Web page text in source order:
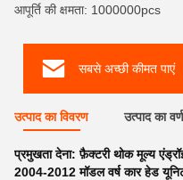
आपूर्ति की क्षमता: 1000000pcs
सबसे अच्छी कीमत पाएं
उत्पाद का विवरण उत्पाद का
प्रमुखता देना:फ़ैक्टरी थोक मूल्य
2004-2012 मॉडल वर्ष कार हेड